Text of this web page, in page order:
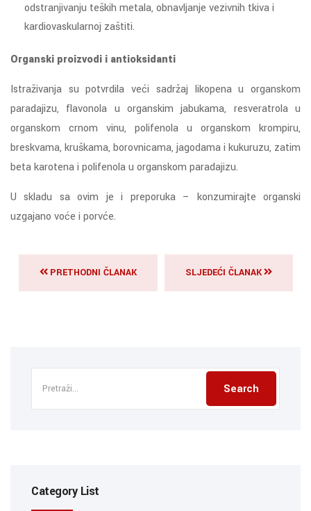
odstranjivanju teških metala, obnavljanje vezivnih tkiva i
kardiovaskularnoj zaštiti.
Organski proizvodi i antioksidanti
Istraživanja su potvrdila veći sadržaj likopena u organskom
paradajizu, flavonola u organskim jabukama, resveratrola u
organskom crnom vinu, polifenola u organskom krompiru,
breskvama, kruškama, borovnicama, jagodama i kukuruzu, zatim
beta karotena i polifenola u organskom paradajizu.
U skladu sa ovim je i preporuka – konzumirajte organski
uzgajano voće i porvće.
PRETHODNI ČLANAK SLJEDEĆI ČLANAK
Category List